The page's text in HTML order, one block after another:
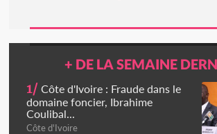
+ DE LA SEMAINE
1/ Côte d'Ivoire : Fraude dans le
domaine foncier, Ibrahime
Coulibal...
Côte d'Ivoire